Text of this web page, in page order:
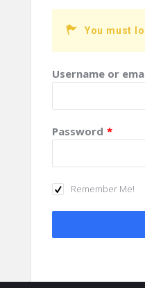
You must
Username or
Password *
Remember Me!